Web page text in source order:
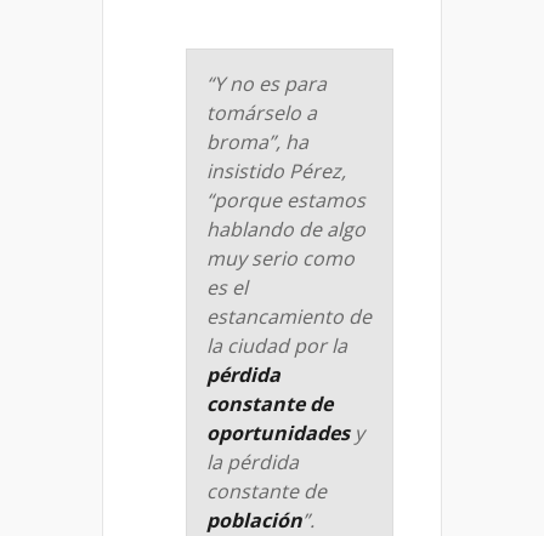
“Y no es para
tomárselo a
broma”, ha
insistido Pérez,
“porque estamos
hablando de algo
muy serio como
es el
estancamiento de
la ciudad por la
pérdida
constante de
oportunidadesy
la pérdida
constante de
población”.